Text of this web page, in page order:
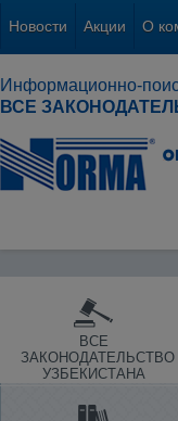
Новости Акции О
Информационно-
ВСЕ
ВСЕ
ЗАКОНОДАТЕЛЬСТВО
УЗБЕКИСТАНА